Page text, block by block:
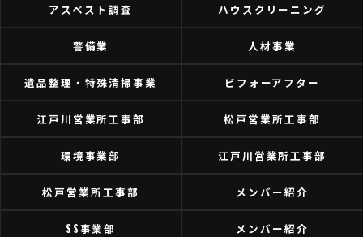
アスベスト調査 ハウスクリーニング
警備業 人材事業
遺品整理・特殊清掃事業 ビフォーアフター
江戸川営業所工事部 松戸営業所工事部
環境事業部 江戸川営業所工事部
松戸営業所工事部 メンバー紹介
SS事業部 メンバー紹介